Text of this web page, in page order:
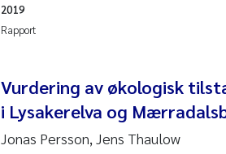
Roar Brænden
Merete Schøyen
Rapport
2019
Vurdering av økologisk
i Lysakerelva og
Jonas Persson, Jens Thaulow